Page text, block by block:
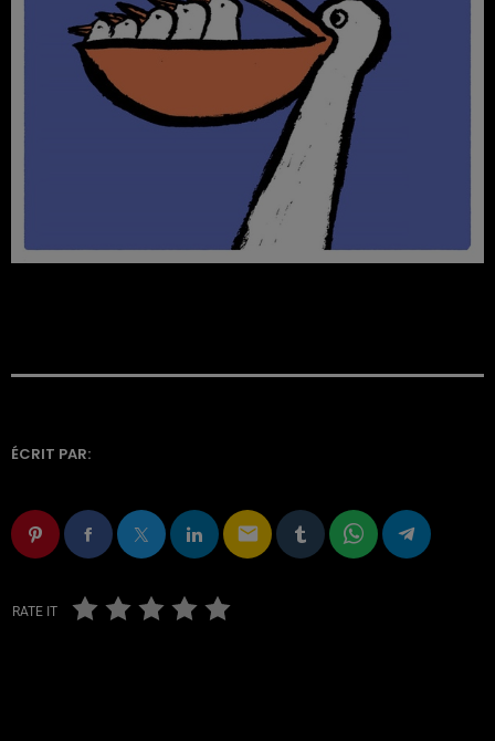
ÉCRIT PAR:
email
RATE IT